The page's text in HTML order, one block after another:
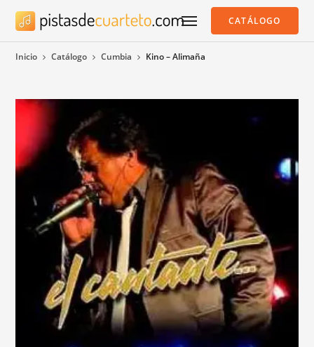
CATÁLOGO
Inicio Catálogo Cumbia Kino – Alimaña